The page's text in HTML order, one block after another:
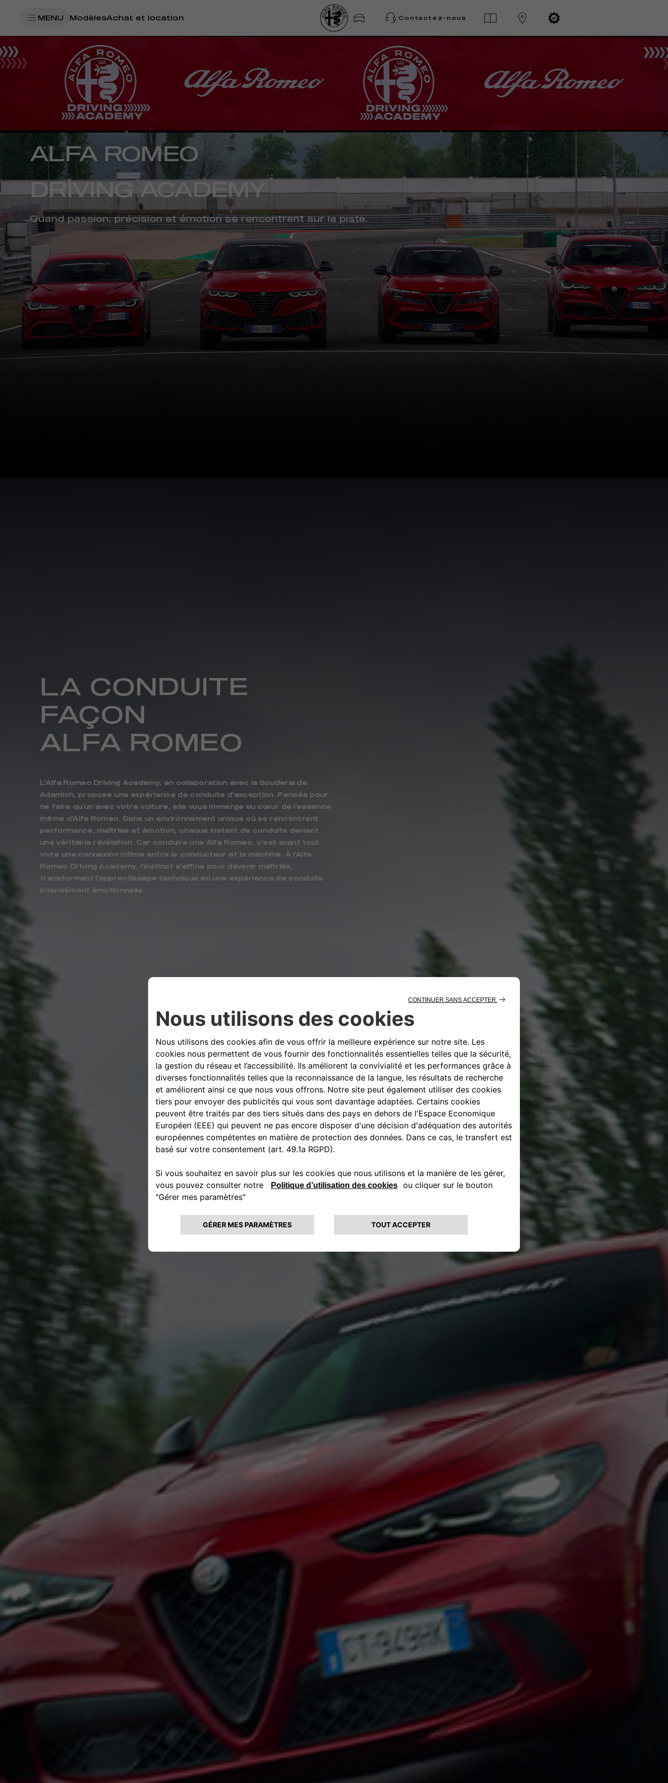
MENU ModèlesAchat et location Contactez-nous
ALFA ROMEO
DRIVING ACADEMY
Quand passion, précision et émotion se rencontrent sur la piste.
LA CONDUITE
FAÇON
ALFA ROMEO
L’Alfa Romeo Driving Academy, en collaboration avec la Scuderia de
Adamich, propose une expérience de conduite d’exception. Pensée pour
ne faire qu’un avec votre voiture, elle vous immerge au cœur de l’essence
même d’Alfa Romeo. Dans un environnement unique où se rencontrent
performance, maîtrise et émotion, chaque instant de conduite devient
une véritable révélation. Car conduire une Alfa Romeo, c’est avant tout
vivre une connexion intime entre le conducteur et la machine. À l’Alfa
Romeo Driving Academy, l’instinct s’affine pour devenir maîtrise,
transformant l’apprentissage technique en une expérience de conduite
intensément émotionnelle.